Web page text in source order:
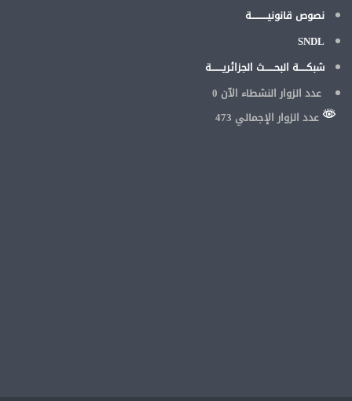
نصوص قانونيــــــــــة
SNDL
شبكـــــة البحــــــث الجزائريـــــــة
عدد الزوار النشطاء الآن
عدد الزوار الإجمالي 473